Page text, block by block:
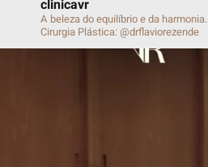
clinicavr
A beleza do equilíbrio e da harmonia.
Cirurgia Plástica: @drflaviorezende